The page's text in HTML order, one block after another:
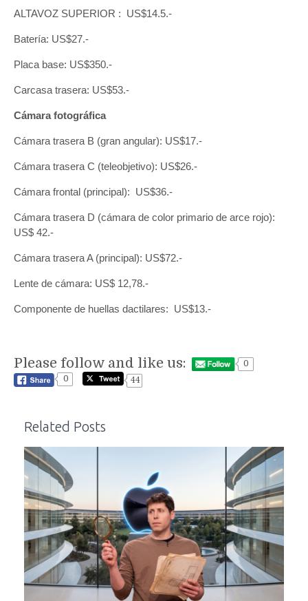
ALTAVOZ SUPERIOR : US$14.5.-
Batería: US$27.-
Placa base: US$350.-
Carcasa trasera: US$53.-
Cámara fotográfica
Cámara trasera B (gran angular): US$17.-
Cámara trasera C (teleobjetivo): US$26.-
Cámara frontal (principal): US$36.-
Cámara trasera D (cámara de color primario de arce rojo):
US$ 42.-
Cámara trasera A (principal): US$72.-
Lente de cámara: US$ 12,78.-
Componente de huellas dactilares: US$13.-
Please follow and like us:
0
0
44
Related Posts